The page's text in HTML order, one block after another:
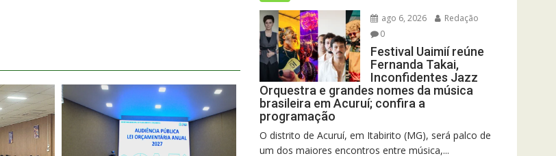
ago 6, 2026
Redação
0
Festival Uaimií reúne
Fernanda Takai,
Inconfidentes Jazz
Orquestra e grandes nomes da música
brasileira em Acuruí; confira a
programação
O distrito de Acuruí, em Itabirito (MG), será palco de
um dos maiores encontros entre música,...